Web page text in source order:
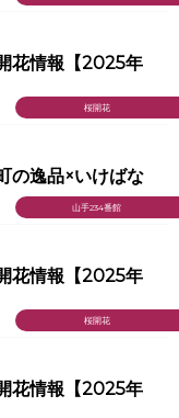
桜開花
花情報【2025年
山手234番館
逸品×いけばな
桜開花
花情報【2025年
花情報【2025年